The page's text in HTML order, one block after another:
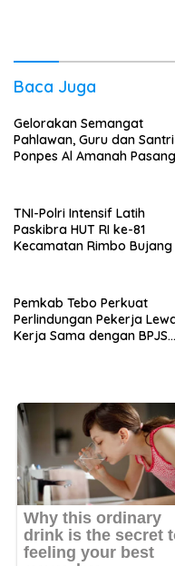
Baca Juga
Gelorakan Semangat
Pahlawan, Guru dan Santri
Ponpes Al Amanah Pasang
TNI-Polri Intensif Latih
Paskibra HUT RI ke-81
Kecamatan Rimbo Bujang
Pemkab Tebo Perkuat
Perlindungan Pekerja
Kerja Sama dengan BPJS